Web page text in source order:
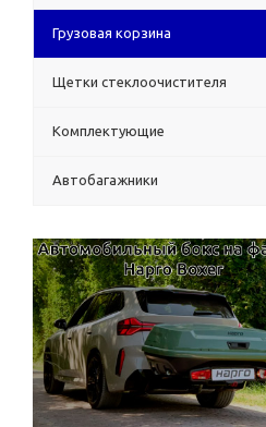
Грузовая корзина
Щетки стеклоочистителя
Комплектующие
Автобагажники